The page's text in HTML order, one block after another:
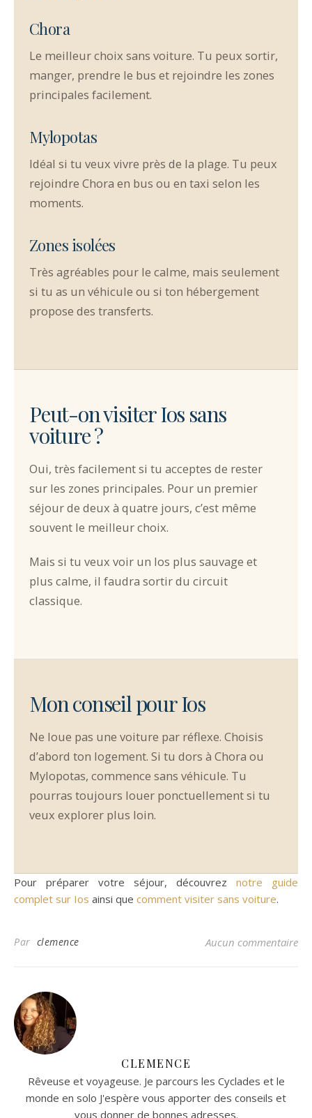
Chora
Le meilleur choix sans voiture. Tu peux sortir,
manger, prendre le bus et rejoindre les zones
principales facilement.
Mylopotas
Idéal si tu veux vivre près de la plage. Tu peux
rejoindre Chora en bus ou en taxi selon les
moments.
Zones isolées
Très agréables pour le calme, mais seulement
si tu as un véhicule ou si ton hébergement
propose des transferts.
Peut-on visiter Ios sans
voiture ?
Oui, très facilement si tu acceptes de rester
sur les zones principales. Pour un premier
séjour de deux à quatre jours, c’est même
souvent le meilleur choix.
Mais si tu veux voir un Ios plus sauvage et
plus calme, il faudra sortir du circuit
classique.
Mon conseil pour Ios
Ne loue pas une voiture par réflexe. Choisis
d’abord ton logement. Si tu dors à Chora ou
Mylopotas, commence sans véhicule. Tu
pourras toujours louer ponctuellement si tu
veux explorer plus loin.
Pour préparer votre séjour, découvrez notre guide
complet sur Ios ainsi que comment visiter sans voiture.
Par clemence Aucun commentaire
CLEMENCE
Rêveuse et voyageuse. Je parcours les Cyclades et le
monde en solo J'espère vous apporter des conseils et
vous donner de bonnes adresses.